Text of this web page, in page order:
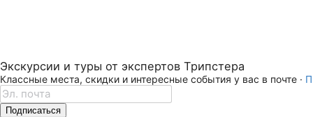
Экскурсии и туры от экспертов Трипстера
Классные места, скидки и интересные события у вас в почте ·
Подписаться